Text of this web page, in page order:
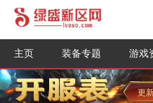
主页 装备专题 游戏
更